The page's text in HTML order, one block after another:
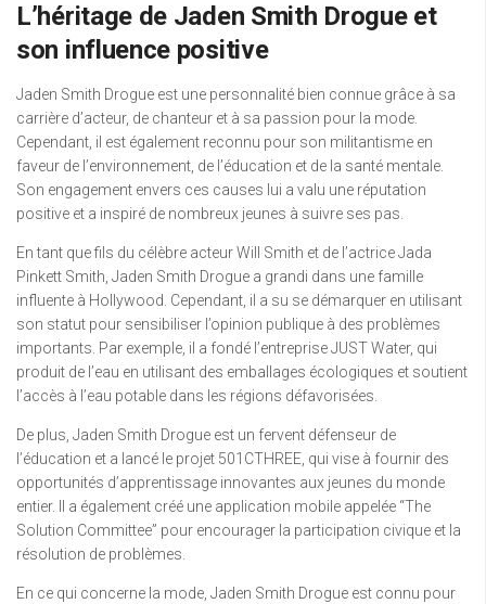
L’héritage de Jaden Smith Drogue et
son influence positive
Jaden Smith Drogue est une personnalité bien connue grâce à sa
carrière d’acteur, de chanteur et à sa passion pour la mode.
Cependant, il est également reconnu pour son militantisme en
faveur de l’environnement, de l’éducation et de la santé mentale.
Son engagement envers ces causes lui a valu une réputation
positive et a inspiré de nombreux jeunes à suivre ses pas.
En tant que fils du célèbre acteur Will Smith et de l’actrice Jada
Pinkett Smith, Jaden Smith Drogue a grandi dans une famille
influente à Hollywood. Cependant, il a su se démarquer en utilisant
son statut pour sensibiliser l’opinion publique à des problèmes
importants. Par exemple, il a fondé l’entreprise JUST Water, qui
produit de l’eau en utilisant des emballages écologiques et soutient
l’accès à l’eau potable dans les régions défavorisées.
De plus, Jaden Smith Drogue est un fervent défenseur de
l’éducation et a lancé le projet 501CTHREE, qui vise à fournir des
opportunités d’apprentissage innovantes aux jeunes du monde
entier. Il a également créé une application mobile appelée “The
Solution Committee” pour encourager la participation civique et la
résolution de problèmes.
En ce qui concerne la mode, Jaden Smith Drogue est connu pour